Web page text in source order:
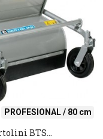
PROFESIONAL / 80 cm
BTS...